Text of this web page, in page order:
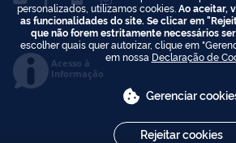
Acesso à
Informação
personalizados, utilizamos cookies. Ao aceitar,
as funcionalidades do site. Se clicar em
que não forem estritamente necessários
escolher quais quer autorizar, clique em
em nossa Declaração de
Gerenciar
Rejeitar cookies